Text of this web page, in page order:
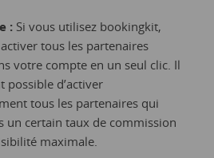
: Si vous utilisez bookingkit,
tous les partenaires
votre compte en un seul clic. Il
possible d’activer
tous les partenaires qui
un certain taux de commission
maximale.